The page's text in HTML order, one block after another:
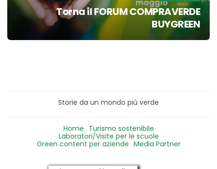
Torna il FORUM COMPRAVERDE
BUYGREEN
Storie da un mondo più verde
Home Turismo sostenibile
Laboratori/Visite per le scuole
Green content per aziende Media Partner